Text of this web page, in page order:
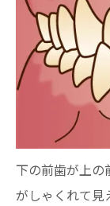
下の前歯が上の
がしゃくれて見